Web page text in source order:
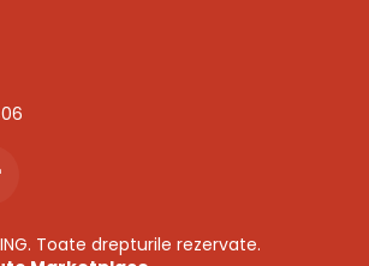
Toate drepturile rezervate.